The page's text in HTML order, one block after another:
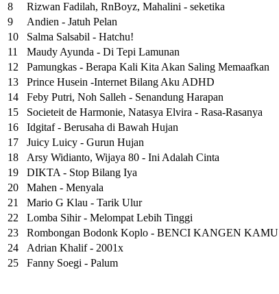
8
Rizwan Fadilah, RnBoyz, Mahalini - seketika
9
Andien - Jatuh Pelan
10
Salma Salsabil - Hatchu!
11
Maudy Ayunda - Di Tepi Lamunan
12
Pamungkas - Berapa Kali Kita Akan Saling Memaafkan
13
Prince Husein -Internet Bilang Aku ADHD
14
Feby Putri, Noh Salleh - Senandung Harapan
15
Societeit de Harmonie, Natasya Elvira - Rasa-Rasanya
16
Idgitaf - Berusaha di Bawah Hujan
17
Juicy Luicy - Gurun Hujan
18
Arsy Widianto, Wijaya 80 - Ini Adalah Cinta
19
DIKTA - Stop Bilang Iya
20
Mahen - Menyala
21
Mario G Klau - Tarik Ulur
22
Lomba Sihir - Melompat Lebih Tinggi
23
Rombongan Bodonk Koplo - BENCI KANGEN KAMU
24
Adrian Khalif - 2001x
25
Fanny Soegi - Palum